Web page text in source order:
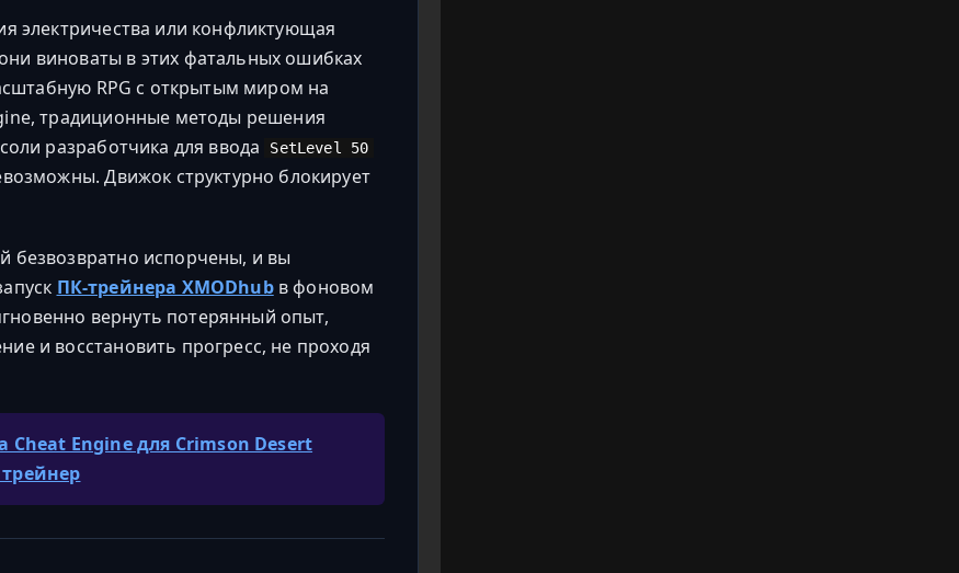
электричества или конфликтующая
виноваты в этих фатальных ошибках
RPG с открытым миром на
традиционные методы решения
разработчика для ввода
SetLevel 50
Движок структурно блокирует
безвозвратно испорчены, и вы
ПК-трейнера XMODhubв фоновом
вернуть потерянный опыт,
и восстановить прогресс, не проходя
Cheat Engine для Crimson Desert